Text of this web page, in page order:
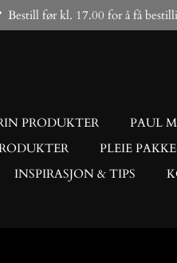
Bestill før kl. 17.00 for å få
PRODUKTER PAUL
PLEIE
INSPIRASJON & TIPS